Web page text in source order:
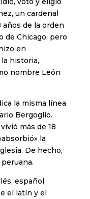
un cardenal
de la orden
de Chicago, pero
en
historia,
nombre León
la misma línea
Bergoglio.
más de 18
la
De hecho,
español,
el latín y el